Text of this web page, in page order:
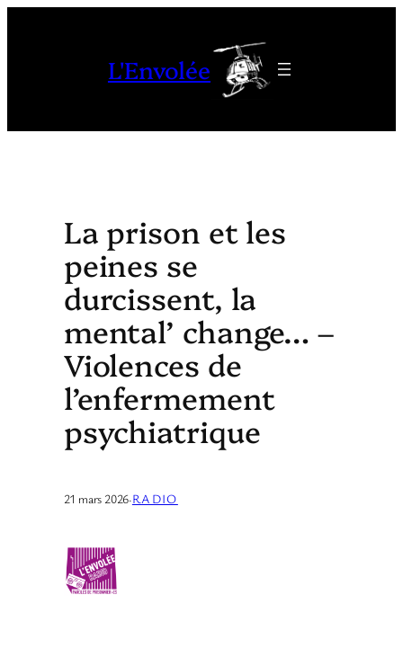
L'Envolée
La prison et les
peines se
durcissent, la
mental’ change… –
Violences de
l’enfermement
psychiatrique
21 mars 2026·RADIO